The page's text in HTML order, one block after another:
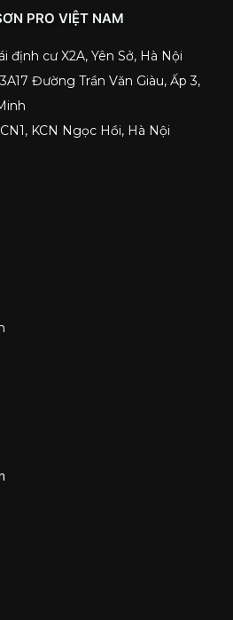
PRO VIỆT NAM
định cư X2A, Yên Sở, Hà Nội
Đường Trần Văn Giàu, Ấp 3,
KCN Ngọc Hồi, Hà Nội